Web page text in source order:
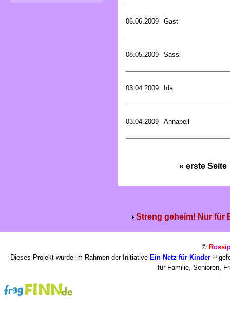
06.06.2009 Gast
08.05.2009 Sassi
03.04.2009 Ida
03.04.2009 Annabell
« erste Seite
Streng geheim! Nur für
© Rossi
Dieses Projekt wurde im Rahmen der Initiative Ein Netz für Kinder
für Familie, Senioren,